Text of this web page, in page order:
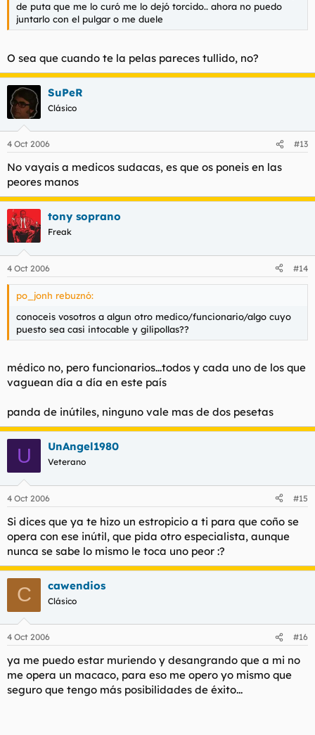
de puta que me lo curó me lo dejó torcido.. ahora no puedo
juntarlo con el pulgar o me duele
O sea que cuando te la pelas pareces tullido, no?
SuPeR
Clásico
4 Oct 2006 #13
No vayais a medicos sudacas, es que os poneis en las
peores manos
tony soprano
Freak
4 Oct 2006 #14
po_jonh rebuznó:
conoceis vosotros a algun otro medico/funcionario/algo cuyo
puesto sea casi intocable y gilipollas??
médico no, pero funcionarios...todos y cada uno de los que
vaguean día a día en este país
panda de inútiles, ninguno vale mas de dos pesetas
U UnAngel1980
Veterano
4 Oct 2006 #15
Si dices que ya te hizo un estropicio a ti para que coño se
opera con ese inútil, que pida otro especialista, aunque
nunca se sabe lo mismo le toca uno peor :?
C cawendios
Clásico
4 Oct 2006 #16
ya me puedo estar muriendo y desangrando que a mi no
me opera un macaco, para eso me opero yo mismo que
seguro que tengo más posibilidades de éxito...